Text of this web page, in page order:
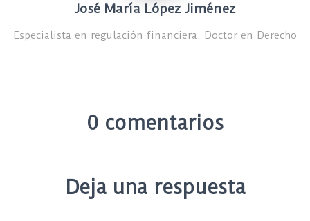
José María López Jiménez
Especialista en regulación financiera. Doctor en Derecho
0 comentarios
Deja una respuesta